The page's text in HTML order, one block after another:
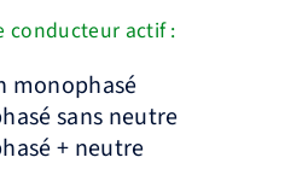
conducteur actif :
monophasé
sans neutre
+ neutre